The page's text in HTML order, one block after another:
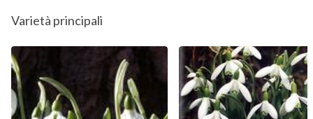
Varietà principali